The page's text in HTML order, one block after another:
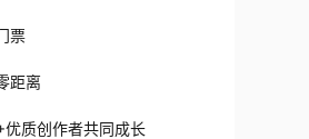
票
距离
质创作者共同成长